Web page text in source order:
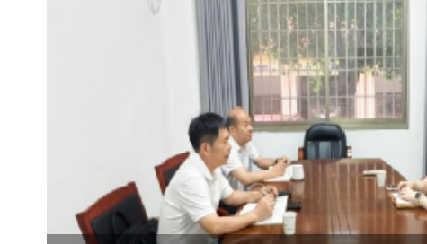
民盟娄底市委会关于开展“矢志不渝跟党走、携手奋进新
关于举办民盟娄底市委会第八届运动会的通知 6月15日
民盟中央关于学习贯彻中共十九届六中全会精神的决定
民盟娄底市委会关于开展“喜迎党代会、献策新娄底”活动
关于举办“民盟娄底市委庆祝中国共产党成立100周年、中
关于举办“民盟娄底市委庆祝中国共产党成立100周年、中
民盟娄底市委关于部分基层组织负责人的任免通知 5月
关于开展庆祝中国共产党成立100周年、 中国民主同盟成
民盟娄
6月30日，民盟娄底市教育界别支部盟
动并讲话，民盟娄底市委会专职副主
6月22日，民盟娄底市委会举行第六届
通运输局法制科科长伍佩依，民盟娄底